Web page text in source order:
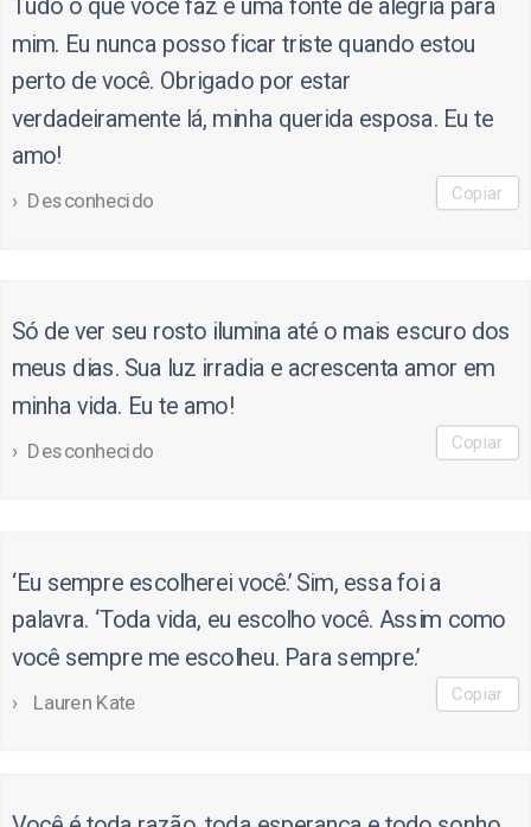
Tudo o que você faz é uma fonte de alegria para
mim. Eu nunca posso ficar triste quando estou
perto de você. Obrigado por estar
verdadeiramente lá, minha querida esposa. Eu te
amo!
Desconhecido Copiar
Só de ver seu rosto ilumina até o mais escuro dos
meus dias. Sua luz irradia e acrescenta amor em
minha vida. Eu te amo!
Desconhecido Copiar
‘Eu sempre escolherei você.’ Sim, essa foi a
palavra. ‘Toda vida, eu escolho você. Assim como
você sempre me escolheu. Para sempre.’
Lauren Kate Copiar